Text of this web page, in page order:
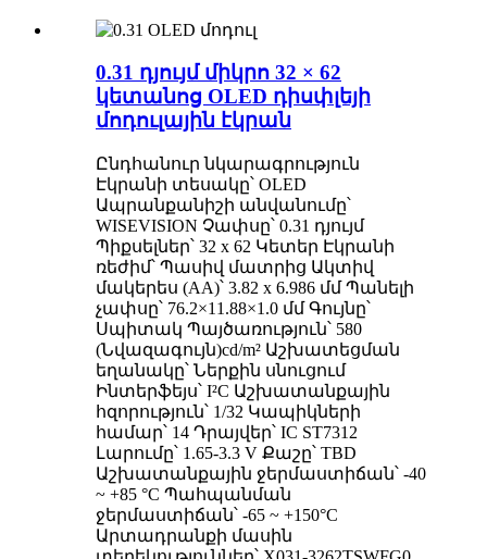
0.31 դյույմ միկրո 32 × 62
կետանոց OLED դիսփլեյի
մոդուլային էկրան
Ընդհանուր նկարագրություն
Էկրանի տեսակը՝ OLED
Ապրանքանիշի անվանումը՝
WISEVISION Չափսը՝ 0.31 դյույմ
Պիքսելներ՝ 32 x 62 Կետեր Էկրանի
ռեժիմ՝ Պասիվ մատրից Ակտիվ
մակերես (AA)՝ 3.82 x 6.986 մմ Պանելի
չափսը՝ 76.2×11.88×1.0 մմ Գույնը՝
Սպիտակ Պայծառություն՝ 580
(Նվազագույն)cd/m² Աշխատեցման
եղանակը՝ Ներքին սնուցում
Ինտերֆեյս՝ I²C Աշխատանքային
հզորություն՝ 1/32 Կապիկների
համար՝ 14 Դրայվեր՝ IC ST7312
Լարումը՝ 1.65-3.3 V Քաշը՝ TBD
Աշխատանքային ջերմաստիճան՝ -40
~ +85 °C Պահպանման
ջերմաստիճան՝ -65 ~ +150°C
Արտադրանքի մասին